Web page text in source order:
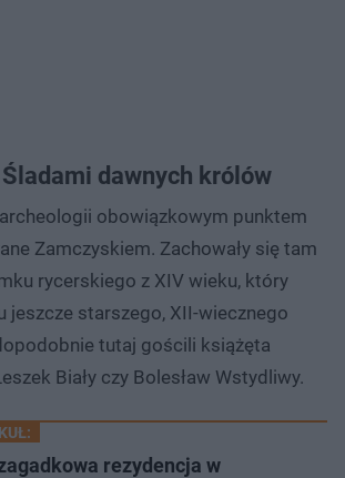
dawnych królów
obowiązkowym punktem
Zamczyskiem. Zachowały się tam
rycerskiego z XIV wieku, który
jeszcze starszego, XII-wiecznego
tutaj gościli książęta
Biały czy Bolesław Wstydliwy.
rezydencja w